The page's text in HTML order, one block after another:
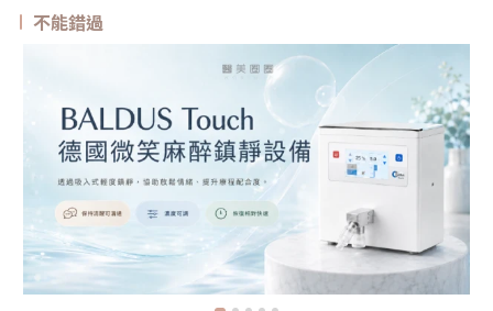
不能錯過